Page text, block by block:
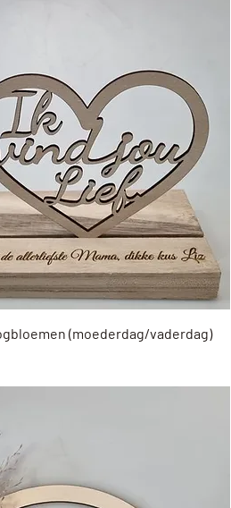
overzicht (moederdag/vaderdag)